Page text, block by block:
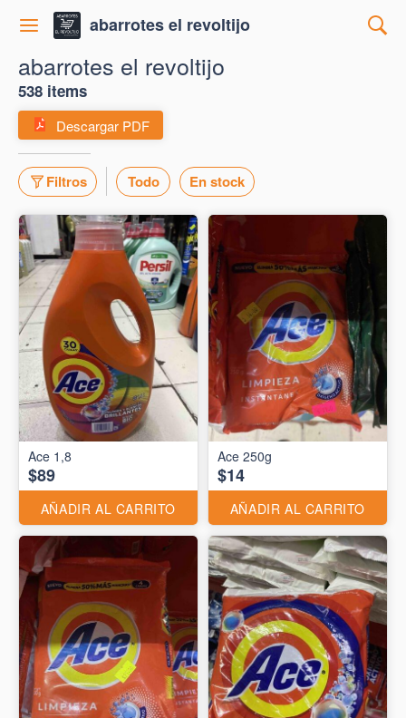
abarrotes el revoltijo
abarrotes el revoltijo
538 items
Descargar PDF
Filtros Todo En stock
Ace 1,8
$89
AÑADIR AL CARRITO
Ace 250g
$14
AÑADIR AL CARRITO